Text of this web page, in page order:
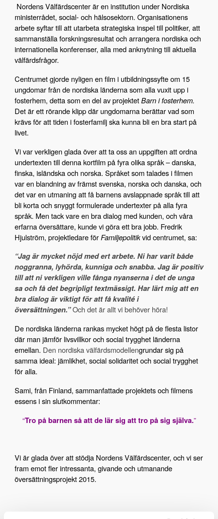
Nordens Välfärdscenter är en institution under Nordiska
ministerrådet, social- och hälsosektorn. Organisationens
arbete syftar till att utarbeta strategiska inspel till politiker, att
sammanställa forskningsresultat och arrangera nordiska och
internationella konferenser, alla med anknytning till aktuella
välfärdsfrågor.
Centrumet gjorde nyligen en film i utbildningssyfte om 15
ungdomar från de nordiska länderna som alla vuxit upp i
fosterhem, detta som en del av projektetBarn i fosterhem.
Det är ett rörande klipp där ungdomarna berättar vad som
krävs för att tiden i fosterfamilj ska kunna bli en bra start på
livet.
Vi var verkligen glada över att ta oss an uppgiften att ordna
undertexten till denna kortfilm på fyra olika språk – danska,
finska, isländska och norska. Språket som talades i filmen
var en blandning av främst svenska, norska och danska, och
det var en utmaning att få barnens avslappnade språk till att
bli korta och snyggt formulerade undertexter på alla fyra
språk. Men tack vare en bra dialog med kunden, och våra
erfarna översättare, kunde vi göra ett bra jobb. Fredrik
Hjulström, projektledare förFamiljepolitikvid centrumet, sa:
“Jag är mycket nöjd med ert arbete. Ni har varit både
noggranna, lyhörda, kunniga ochsnabba. Jag är positiv
till att ni verkligen ville fånga nyanserna i det de unga
sa och få det begripligt textmässigt. Har lärt mig att en
bra dialog är viktigt för att få kvalité i
översättningen.”Och det är allt vi behöver höra!
De nordiska länderna rankas mycket högt på de flesta listor
där man jämför livsvillkor och social trygghet länderna
emellan. Den nordiska välfärdsmodellengrundar sig på
samma ideal: jämlikhet, social solidaritet och social trygghet
för alla.
Sami, från Finland, sammanfattade projektets och filmens
essens i sin slutkommentar:
“Tro på barnen så att de lär sig att tro på sig själva.”
Vi är glada över att stödja Nordens Välfärdscenter, och vi ser
fram emot fler intressanta, givande och utmanande
översättningsprojekt 2015.
Avison Communication, med bas i Stockholm, Sverige, är en